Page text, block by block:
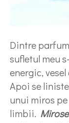
Dintre
sufletul meu
energic,
Apoi se
unui miros
limbii.